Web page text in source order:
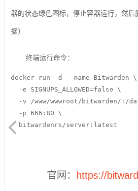
器的状态绿色图标，停止容器运行，然后
据）
终端运行命令：
docker run -d --name Bitwarden \
-e SIGNUPS_ALLOWED=false \
-v /www/wwwroot/bitwarden/:/
-p 666:80 \
bitwardenrs/server:latest
官网： https://